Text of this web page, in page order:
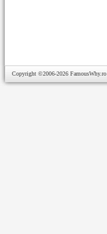
Copyright ©2006-2026 FamousWhy.ro